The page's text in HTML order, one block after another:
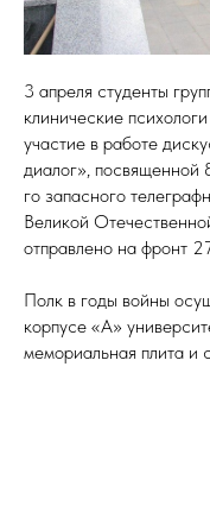
3 апреля студенты
клинические
участие в работе
диалог»,
го запасного
Великой
отправлено на фронт
Полк в годы войны
корпусе «А»
мемориальная плита и